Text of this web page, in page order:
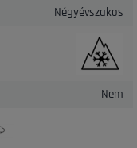
Négyévszakos
Nem